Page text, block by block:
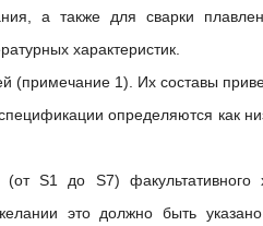
а также для сварки
характеристик.
(примечание 1). Их составы
определяются как
S1 до S7) факультативного
это должно быть